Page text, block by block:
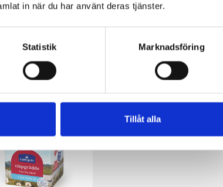
in när du har använt deras tjänster.
Statistik Marknadsföring
Tillåt alla
Skogsbärsfil
2,7% 1000g